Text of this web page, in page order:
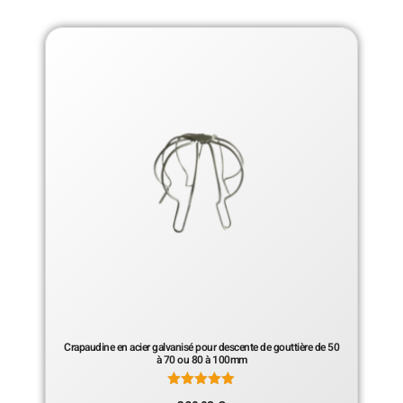
Crapaudine en acier galvanisé pour descente de gouttière de 50
à 70 ou 80 à 100mm